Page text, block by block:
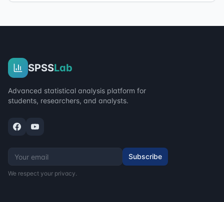
SPSSLab
Advanced statistical analysis platform for
students, researchers, and analysts.
Subscribe
We respect your privacy.